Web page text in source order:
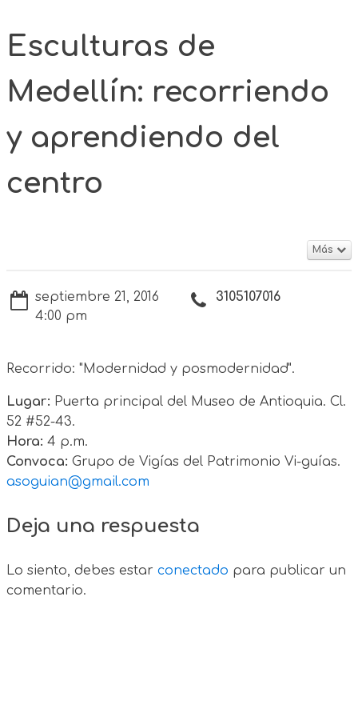
Esculturas de
Medellín: recorriendo
y aprendiendo del
centro
Más
septiembre 21, 2016
4:00 pm
3105107016
Recorrido: "Modernidad y posmodernidad".
Lugar: Puerta principal del Museo de Antioquia. Cl.
52 #52-43.
Hora: 4 p.m.
Convoca: Grupo de Vigías del Patrimonio Vi-guías.
asoguian@gmail.com
Deja una respuesta
Lo siento, debes estar conectado para publicar un
comentario.